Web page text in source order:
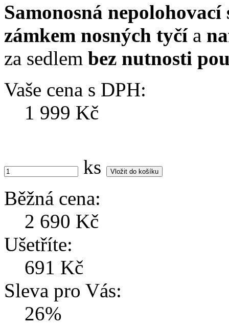
Samonosná nepolohovací
zámkem nosných tyčía
za sedlem bez nutnosti
Vaše cena s DPH:
1 999 Kč
ks
Běžná cena:
2 690 Kč
Ušetříte:
691 Kč
Sleva pro Vás:
26%